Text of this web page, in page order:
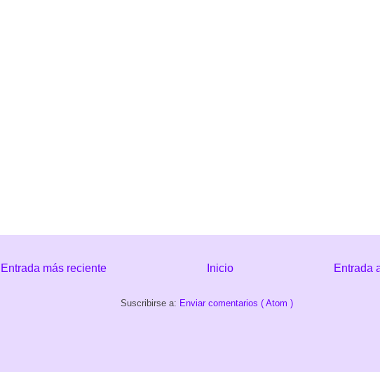
Entrada más reciente Entrada
Inicio
Suscribirse a: Enviar comentarios ( Atom )